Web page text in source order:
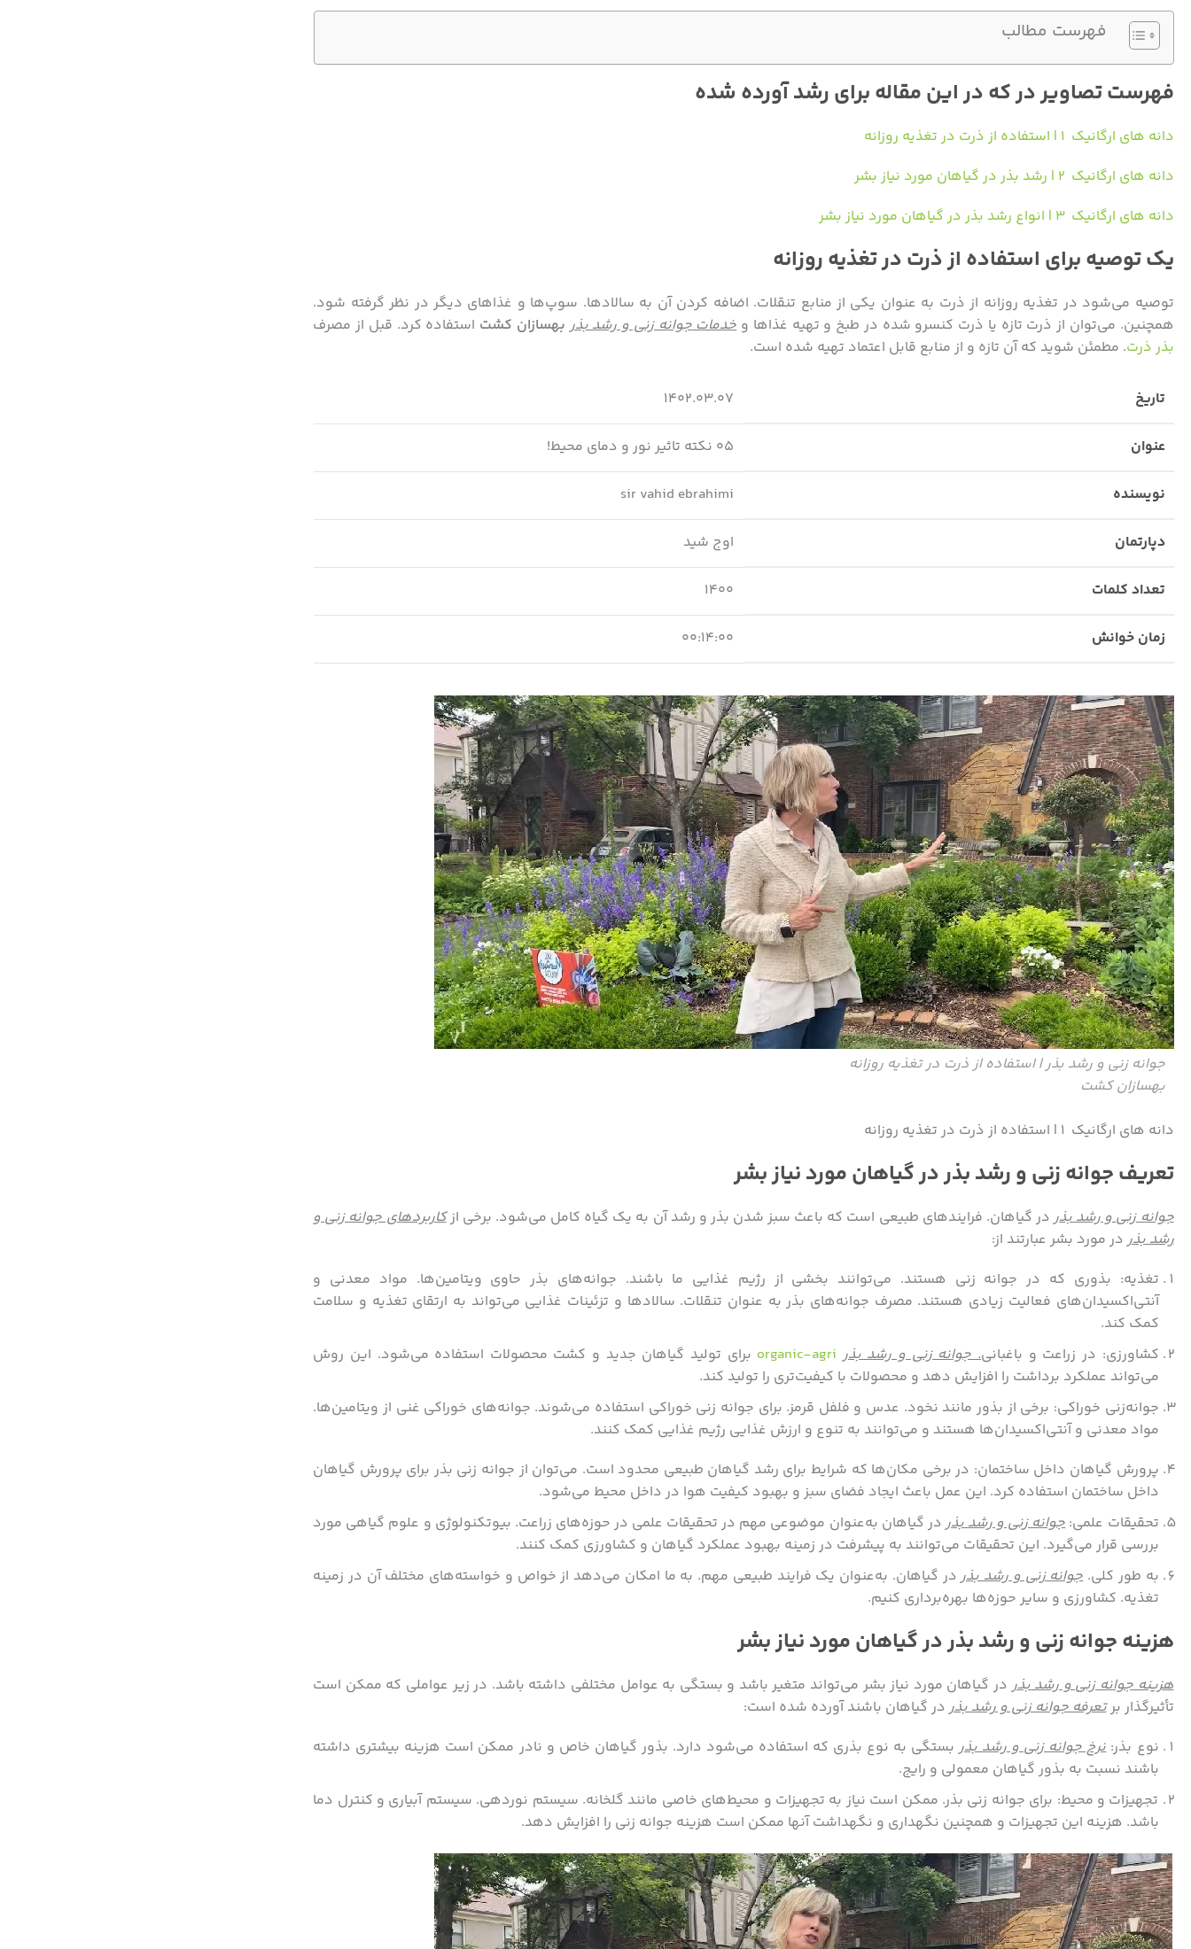
فهرست مطالب
فهرست تصاویر در که در این مقاله برای رشد آورده شده
دانه های ارگانیک ۱ | استفاده از ذرت در تغذیه روزانه
دانه های ارگانیک ۲ | رشد بذر در گیاهان مورد نیاز بشر
دانه های ارگانیک ۳ | انواع رشد بذر در گیاهان مورد نیاز بشر
یک توصیه برای استفاده از ذرت در تغذیه روزانه
توصیه می‌شود در تغذیه روزانه از ذرت به عنوان یکی از منابع تنقلات. اضافه کردن آن به سالاد‌ها. سوپ‌ها و غذاهای دیگر در نظر گرفته شود.
همچنین. می‌توان از ذرت تازه یا ذرت کنسرو شده در طبخ و تهیه غذاها وخدماتجوانه زنی و رشد بذر بهسازان کشت استفاده کرد. قبل از مصرف
بذر ذرت. مطمئن شوید که آن تازه و از منابع قابل اعتماد تهیه شده است.
تاریخ ۱۴۰۲.۰۳.۰۷
عنوان ۰۵ نکته تاثیر نور و دمای محیط!
نویسنده sir vahid ebrahimi
دپارتمان اوج شید
تعداد کلمات ۱۴۰۰
زمان خوانش ۰۰:۱۴:۰۰
جوانه زنی و رشد بذر | استفاده از ذرت در تغذیه روزانه
بهسازان کشت
دانه های ارگانیک ۱ | استفاده از ذرت در تغذیه روزانه
تعریف جوانه زنی و رشد بذر در گیاهان مورد نیاز بشر
جوانه زنی و رشد بذردر گیاهان. فرایندهای طبیعی است که باعث سبز شدن بذر و رشد آن به یک گیاه کامل می‌شود. برخی ازکاربردهای جوانه زنی و
رشد بذردر مورد بشر عبارتند از:
تغذیه: بذوری که در جوانه زنی هستند. می‌توانند بخشی از رژیم غذایی ما باشند. جوانه‌های بذر حاوی ویتامین‌ها. مواد معدنی و
آنتی‌اکسیدان‌های فعالیت زیادی هستند. مصرف جوانه‌های بذر به عنوان تنقلات. سالاد‌ها و تزئینات غذایی می‌تواند به ارتقای تغذیه و سلامت
کمک کند.
کشاورزی: در زراعت و باغبانی. جوانه زنی و رشد بذر organic-agri برای تولید گیاهان جدید و کشت محصولات استفاده می‌شود. این روش
می‌تواند عملکرد برداشت را افزایش دهد و محصولات با کیفیت‌تری را تولید کند.
جوانه‌زنی خوراکی: برخی از بذور مانند نخود. عدس و فلفل قرمز. برای جوانه زنی خوراکی استفاده می‌شوند. جوانه‌های خوراکی غنی از ویتامین‌ها.
مواد معدنی و آنتی‌اکسیدان‌ها هستند و می‌توانند به تنوع و ارزش غذایی رژیم غذایی کمک کنند.
پرورش گیاهان داخل ساختمان: در برخی مکان‌ها که شرایط برای رشد گیاهان طبیعی محدود است. می‌توان از جوانه زنی بذر برای پرورش گیاهان
داخل ساختمان استفاده کرد. این عمل باعث ایجاد فضای سبز و بهبود کیفیت هوا در داخل محیط می‌شود.
تحقیقات علمی:جوانه زنی و رشد بذردر گیاهان به‌عنوان موضوعی مهم در تحقیقات علمی در حوزه‌های زراعت. بیوتکنولوژی و علوم گیاهی مورد
بررسی قرار می‌گیرد. این تحقیقات می‌توانند به پیشرفت در زمینه بهبود عملکرد گیاهان و کشاورزی کمک کنند.
به طور کلی.جوانه زنی و رشد بذردر گیاهان. به‌عنوان یک فرایند طبیعی مهم. به ما امکان می‌دهد از خواص و خواسته‌های مختلف آن در زمینه
تغذیه. کشاورزی و سایر حوزه‌ها بهره‌برداری کنیم.
هزینه جوانه زنی و رشد بذر در گیاهان مورد نیاز بشر
هزینه جوانه زنی و رشد بذردر گیاهان مورد نیاز بشر می‌تواند متغیر باشد و بستگی به عوامل مختلفی داشته باشد. در زیر عواملی که ممکن است
تأثیرگذار برتعرفه جوانه زنی و رشد بذردر گیاهان باشند آورده شده است:
نوع بذر:نرخ جوانه زنی و رشد بذربستگی به نوع بذری که استفاده می‌شود دارد. بذور گیاهان خاص و نادر ممکن است هزینه بیشتری داشته
باشند نسبت به بذور گیاهان معمولی و رایج.
تجهیزات و محیط: برای جوانه زنی بذر. ممکن است نیاز به تجهیزات و محیط‌های خاصی مانند گلخانه. سیستم نوردهی. سیستم آبیاری و کنترل دما
باشد. هزینه این تجهیزات و همچنین نگهداری و نگهداشت آنها ممکن است هزینه جوانه زنی را افزایش دهد.